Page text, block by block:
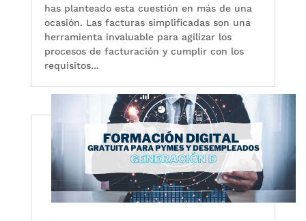
has planteado esta cuestión en más de una
ocasión. Las facturas simplificadas son una
herramienta invaluable para agilizar los
procesos de facturación y cumplir con los
requisitos...